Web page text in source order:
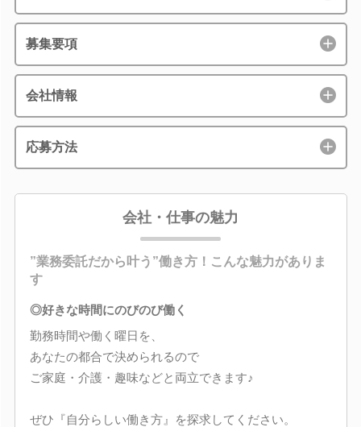
募集要項
会社情報
応募方法
会社・仕事の魅力
”業務委託だから叶う”働き方！こんな魅力がありま
す
◎好きな時間にのびのび働く
勤務時間や働く曜日を、
あなたの都合で決められるので
ご家庭・介護・趣味などと両立できます♪
ぜひ『自分らしい働き方』を探求してください。